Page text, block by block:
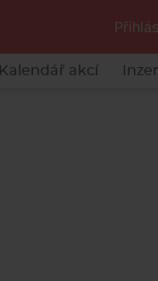
Kalendář akcí